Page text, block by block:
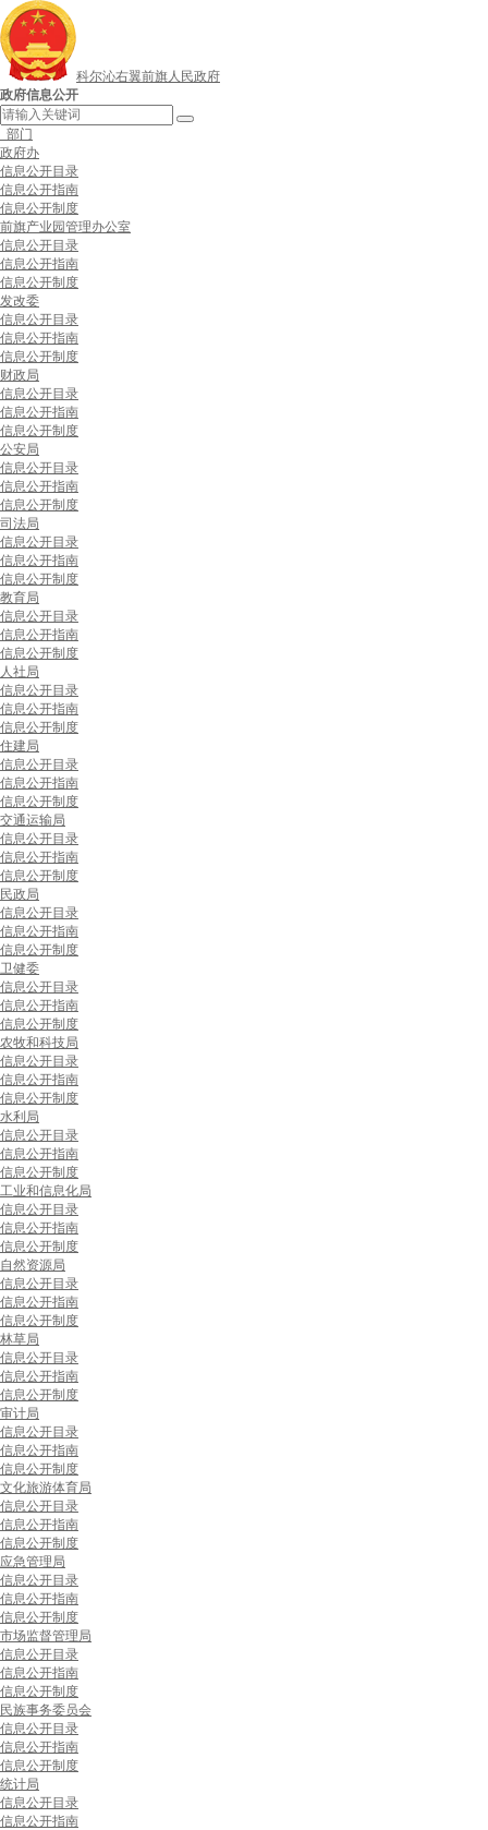
科尔沁右翼前旗人民政府
政府信息公开
部门
政府办
信息公开目录
信息公开指南
信息公开制度
前旗产业园管理办公室
信息公开目录
信息公开指南
信息公开制度
发改委
信息公开目录
信息公开指南
信息公开制度
财政局
信息公开目录
信息公开指南
信息公开制度
公安局
信息公开目录
信息公开指南
信息公开制度
司法局
信息公开目录
信息公开指南
信息公开制度
教育局
信息公开目录
信息公开指南
信息公开制度
人社局
信息公开目录
信息公开指南
信息公开制度
住建局
信息公开目录
信息公开指南
信息公开制度
交通运输局
信息公开目录
信息公开指南
信息公开制度
民政局
信息公开目录
信息公开指南
信息公开制度
卫健委
信息公开目录
信息公开指南
信息公开制度
农牧和科技局
信息公开目录
信息公开指南
信息公开制度
水利局
信息公开目录
信息公开指南
信息公开制度
工业和信息化局
信息公开目录
信息公开指南
信息公开制度
自然资源局
信息公开目录
信息公开指南
信息公开制度
林草局
信息公开目录
信息公开指南
信息公开制度
审计局
信息公开目录
信息公开指南
信息公开制度
文化旅游体育局
信息公开目录
信息公开指南
信息公开制度
应急管理局
信息公开目录
信息公开指南
信息公开制度
市场监督管理局
信息公开目录
信息公开指南
信息公开制度
民族事务委员会
信息公开目录
信息公开指南
信息公开制度
统计局
信息公开目录
信息公开指南